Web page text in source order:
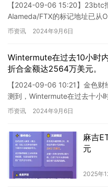
【2024-09-06 15:20】23btc
Alameda/FTX的标记地址已从
闻解析 ####…
币资讯 2024年9月6日
Wintermute在过去10小时
折合金额达2564万美元。
【2024-09-06 10:21】金色
测到，Wintermute在过去十小
价值约2564万…
币资讯 2024年9月6日
麻吉
元
2025年